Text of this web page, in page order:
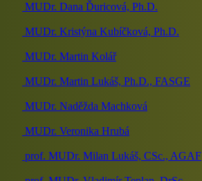
MUDr. Dana Ďuricová, Ph.D.
MUDr. Kristýna Kubíčková, Ph.D.
MUDr. Martin Kolář
MUDr. Martin Lukáš, Ph.D., FASGE
MUDr. Naděžda Machková
MUDr. Veronika Hrubá
prof. MUDr. Milan Lukáš, CSc., AGAF